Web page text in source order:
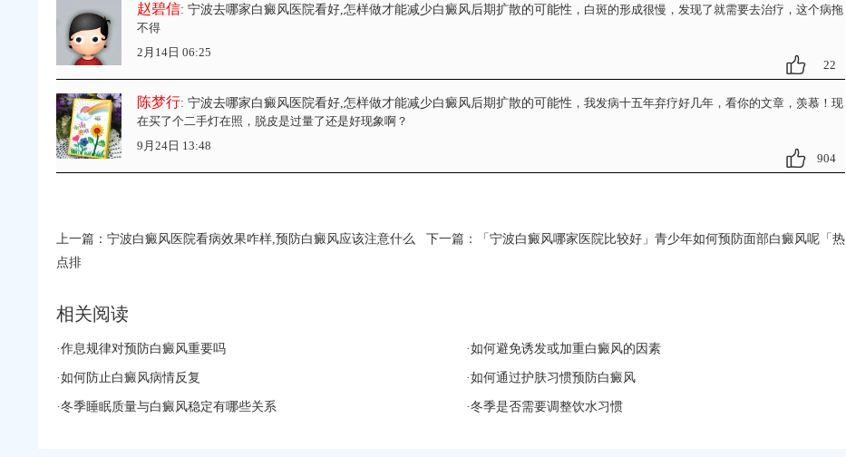
赵碧信: 宁波去哪家白癜风医院看好,怎样做才能减少白癜风后期扩散的可能性 ，白斑的形成很慢，发现了就需要去治疗，这个病拖
不得
2月14日 06:25
22
陈梦行: 宁波去哪家白癜风医院看好,怎样做才能减少白癜风后期扩散的可能性 ，我发病十五年弃疗好几年，看你的文章，羡慕！现
在买了个二手灯在照，脱皮是过量了还是好现象啊？
9月24日 13:48
904
上一篇： 宁波白癜风医院看病效果咋样,预防白癜风应该注意什么 下一篇：
「宁波白癜风哪家医院比较好」青少年如何预防面部白癜风呢「热
点排
相关阅读
·如何避免诱发或加重白癜风的因素
·作息规律对预防白癜风重要吗
·如何通过护肤习惯预防白癜风
·如何防止白癜风病情反复
·冬季是否需要调整饮水习惯
·冬季睡眠质量与白癜风稳定有哪些关系